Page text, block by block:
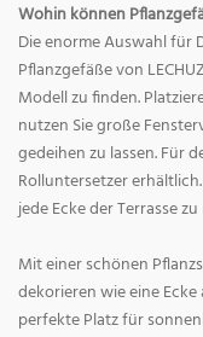
Wohin können
Die enorme Auswahl für
Pflanzgefäße von
Modell zu finden.
nutzen Sie große
gedeihen zu lassen. Für
Rolluntersetzer
jede Ecke der Terrasse
Mit einer schönen
dekorieren wie eine
perfekte Platz für